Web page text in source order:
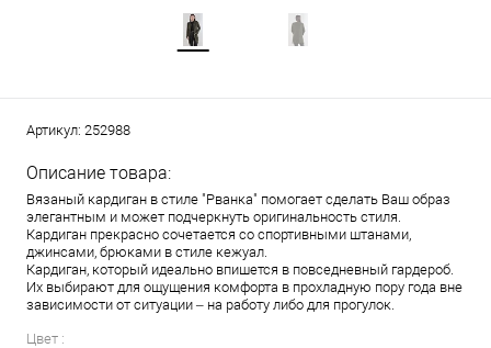
Артикул: 252988
Описание товара:
Вязаный кардиган в стиле "Рванка" помогает сделать Ваш образ
элегантным и может подчеркнуть оригинальность стиля.
Кардиган прекрасно сочетается со спортивными штанами,
джинсами, брюками в стиле кежуал.
Кардиган, который идеально впишется в повседневный гардероб.
Их выбирают для ощущения комфорта в прохладную пору года вне
зависимости от ситуации – на работу либо для прогулок.
Цвет :